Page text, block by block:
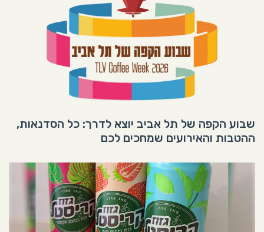
שבוע הקפה של תל אביב יוצא לדרך: כל הסדנאות,
ההטבות והאירועים שמחכים לכם